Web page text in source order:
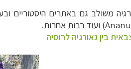
משולב גם באתרים היסטוריים
) ועוד רבות אחרות.
בין גאורגיה לרוסיה